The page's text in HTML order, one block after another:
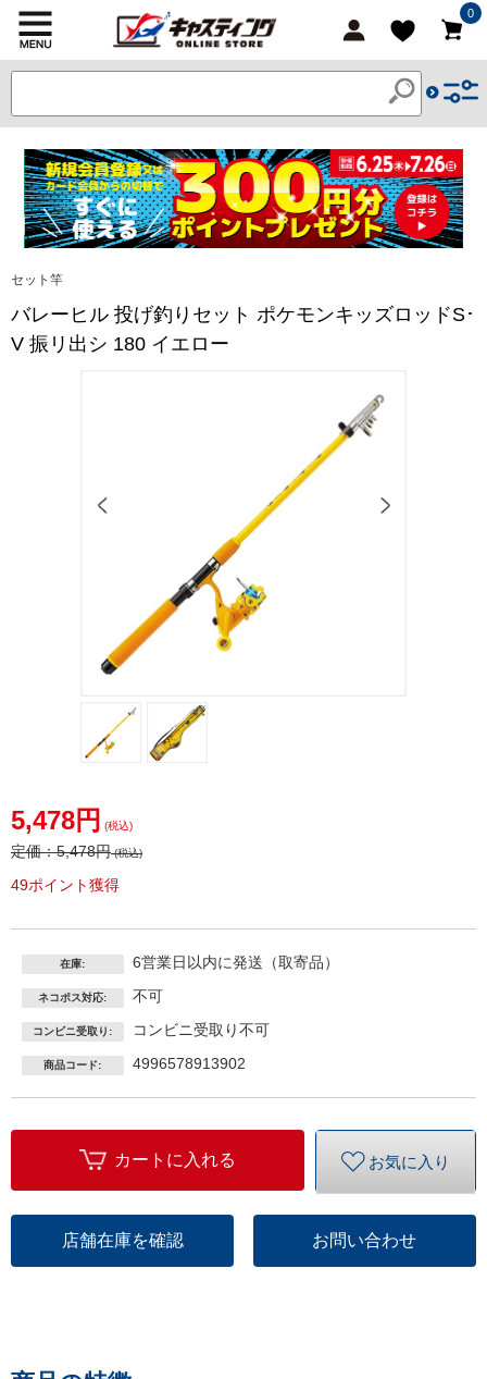
0
セット竿
バレーヒル 投げ釣りセット ポケモンキッズロッドS･
V 振リ出シ 180 イエロー
5,478円 (税込)
定価：5,478円(税込)
49ポイント獲得
在庫: 6営業日以内に発送（取寄品）
ネコポス対応: 不可
コンビニ受取り: コンビニ受取り不可
商品コード: 4996578913902
カートに入れる お気に入り
店舗在庫を確認 お問い合わせ